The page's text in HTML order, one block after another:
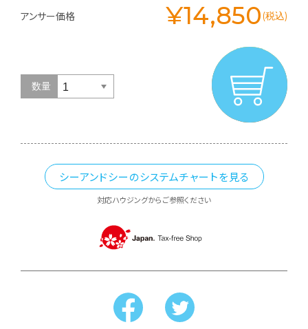
アンサー価格 ¥14,850 (税込)
数量
シーアンドシーのシステムチャートを見る
対応ハウジングからご参照ください